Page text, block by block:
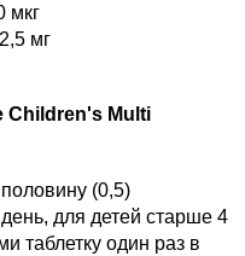
мкг
мг
Children's Multi
(0,5)
для детей старше 4
таблетку один раз в